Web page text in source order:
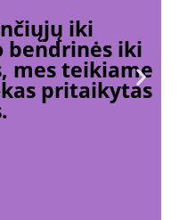
iki
bendrinės iki
mes teikiame
pritaikytas